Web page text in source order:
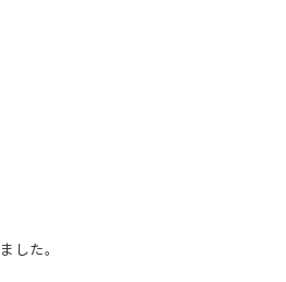
した。